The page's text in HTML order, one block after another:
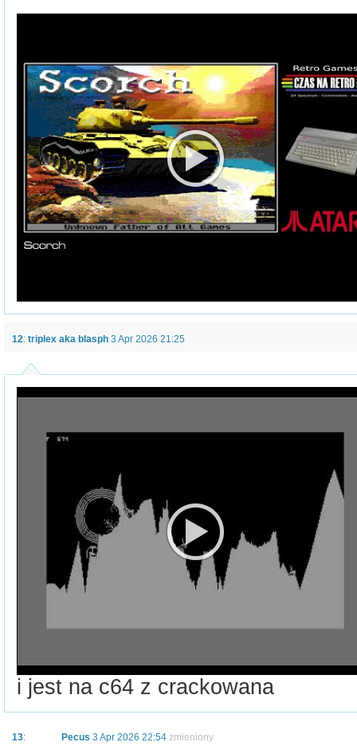
12: triplex aka blasph 3 Apr 2026 21:25
i jest na c64 z crackowana
13: Pecus 3 Apr 2026 22:54 zmieniony